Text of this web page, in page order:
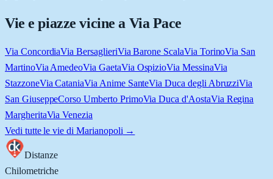
Vie e piazze vicine a Via Pace
Via ConcordiaVia BersaglieriVia Barone ScalaVia TorinoVia San
MartinoVia AmedeoVia GaetaVia OspizioVia MessinaVia
StazzoneVia CataniaVia Anime SanteVia Duca degli AbruzziVia
San GiuseppeCorso Umberto PrimoVia Duca d'AostaVia Regina
MargheritaVia Venezia
Vedi tutte le vie di Marianopoli →
Distanze
Chilometriche